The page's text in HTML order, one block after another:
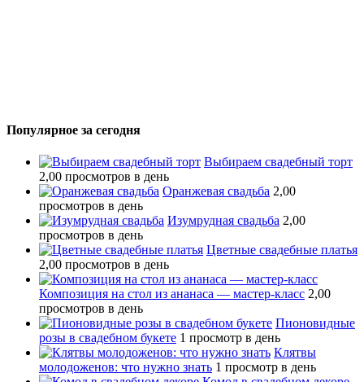
Популярное за сегодня
Выбираем свадебный торт
2,00 просмотров в день
Оранжевая свадьба 2,00
просмотров в день
Изумрудная свадьба 2,00
просмотров в день
Цветные свадебные платья
2,00 просмотров в день
Композиция на стол из ананаса — мастер-класс 2,00
просмотров в день
Пионовидные
розы в свадебном букете 1 просмотр в день
Клятвы
молодоженов: что нужно знать 1 просмотр в день